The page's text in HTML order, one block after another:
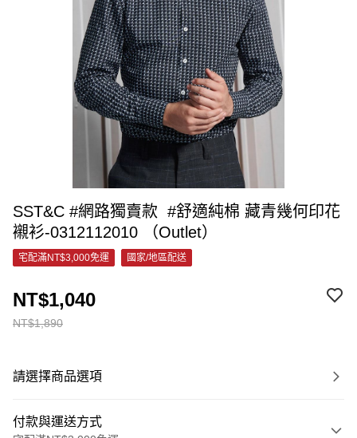
SST&C #網路獨賣款 #舒適純棉 藏青幾何印花
襯衫-0312112010 （Outlet）
宅配滿NT$3,000免運 國家/地區配送
NT$1,890
NT$1,040
請選擇商品選項
付款與運送方式